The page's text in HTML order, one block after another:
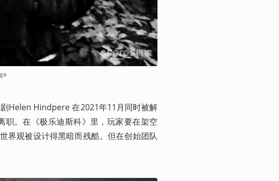
Helen Hindpere 在2021年11月同时被解
。在《极乐迪斯科》里，玩家要在架空
界观被设计得黑暗而残酷。但在创始团队